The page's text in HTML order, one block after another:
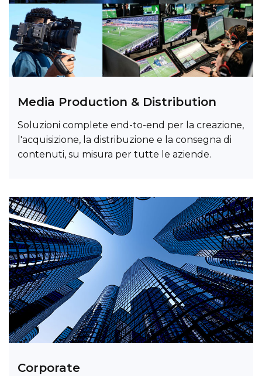
Media Production & Distribution
Soluzioni complete end-to-end per la creazione,
l'acquisizione, la distribuzione e la consegna di
contenuti, su misura per tutte le aziende.
Corporate